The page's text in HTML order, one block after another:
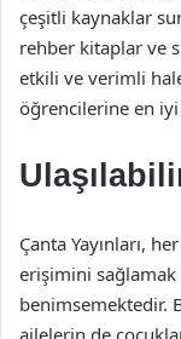
çeşitli kaynaklar
rehber kitaplar ve
etkili ve verimli
öğrencilerine en
Çanta Yayınları,
erişimini sağlamak
benimsemektedir.
ailelerin de